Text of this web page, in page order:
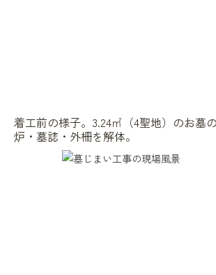
着工前の様子。3.24㎡（4聖地）のお墓
炉・墓誌・外柵を解体。